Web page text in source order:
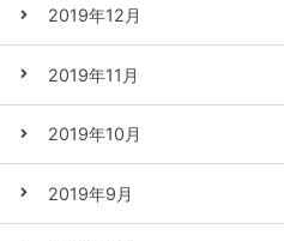
2019年12月
2019年11月
2019年10月
2019年9月